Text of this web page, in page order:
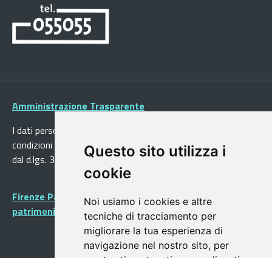
Questo sito utilizza i
cookie
Noi usiamo i cookies e altre
tecniche di tracciamento per
migliorare la tua esperienza di
navigazione nel nostro sito, per
Amministrazione Trasparente
I dati personali pubblicati sono riutilizzabili solo alle
condizioni previste dalla direttiva comunitaria 2003/98/CE e
dal d.lgs. 36/2006
Firenze Patrimonio Mondiale - Centro storico di Firenze
patrimonio dell’Umanità